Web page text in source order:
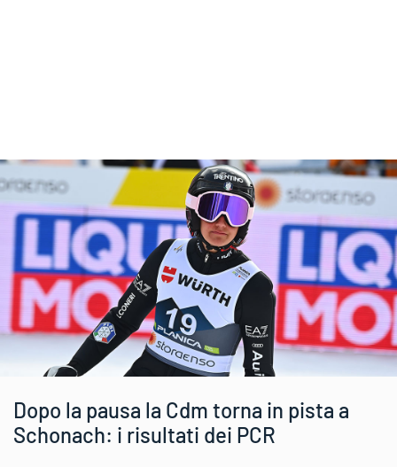
Dopo la pausa la Cdm torna in pista a
Schonach: i risultati dei PCR